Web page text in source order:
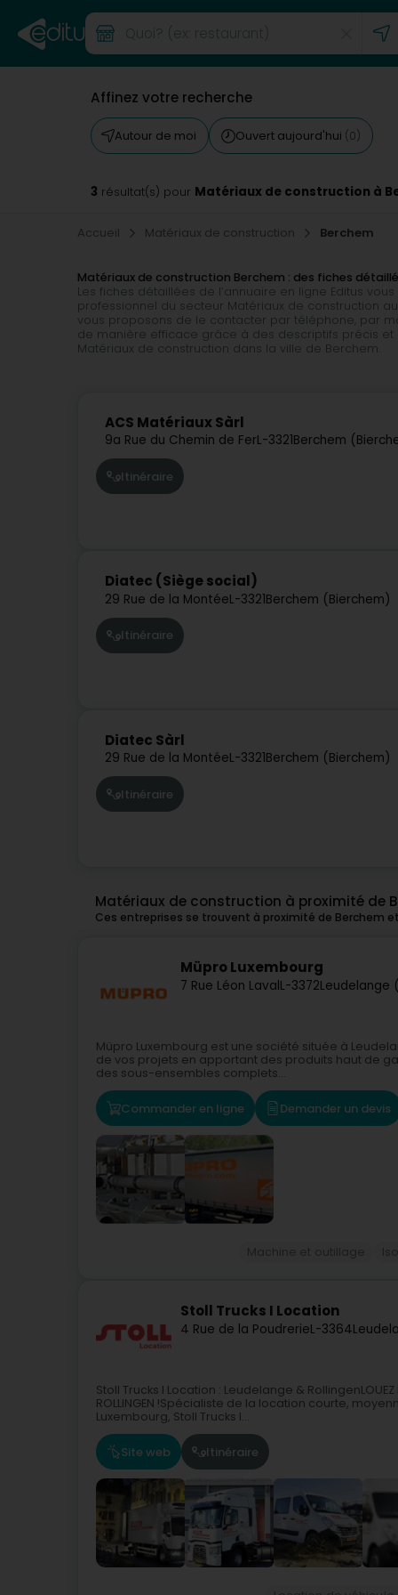
Affinez votre recherche
Autour de moi Ouvert aujourd'hui (0)
3 résultat(s) pour Matériaux de construction à
Accueil Matériaux de construction Berchem
Matériaux de construction Berchem : des fiches
Les fiches détaillées de l’annuaire en ligne Editus
professionnel du secteur Matériaux de construction
vous proposons de le contacter par téléphone, par
de manière efficace grâce à des descriptifs précis et
Matériaux de construction dans la ville de Berchem.
ACS Matériaux Sàrl
9a Rue du Chemin de FerL-3321Berchem
Itinéraire
Diatec (Siège social)
29 Rue de la MontéeL-3321Berchem (Bierchem)
Itinéraire
Diatec Sàrl
29 Rue de la MontéeL-3321Berchem (Bierchem)
Itinéraire
Matériaux de construction à proximité de
Ces entreprises se trouvent à proximité de Berchem
Müpro Luxembourg
7 Rue Léon LavalL-3372Leudelange
Müpro Luxembourg est une société située à
de vos projets en apportant des produits haut de
des sous-ensembles complets...
Commander en ligne Demander un devis
Stoll Trucks I Location
4 Rue de la PoudrerieL-3364
Stoll Trucks I Location : Leudelange & RollingenLOUEZ
ROLLINGEN !Spécialiste de la location courte,
Luxembourg, Stoll Trucks I...
Site web Itinéraire